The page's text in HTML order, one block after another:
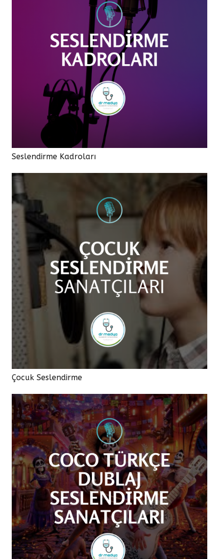
Seslendirme Kadroları
Çocuk Seslendirme